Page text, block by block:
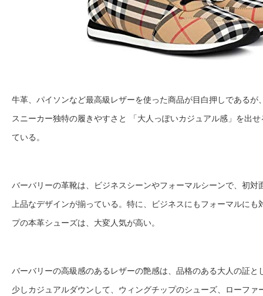
牛革、パイソンなど最高級レザーを使った商品が目白押しであるが
スニーカー独特の履きやすさと 「大人っぽいカジュアル感」を出
ている。
バーバリーの革靴は、ビジネスシーンやフォーマルシーンで、初対
上品なデザインが揃っている。特に、ビジネスにもフォーマルにも
プの本革シューズは、大変人気が高い。
バーバリーの高級感のあるレザーの艶感は、品格のある大人の証と
少しカジュアルダウンして、ウィングチップのシューズ、ローファ